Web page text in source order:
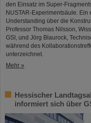
den Einsatz im Super-
NUSTAR-Experimentsäule.
Understanding über die
Professor Thomas Nilsson,
GSI, und Jörg Blaurock,
während des
unterzeichnet.
Mehr »
Hessischer
informiert sich über